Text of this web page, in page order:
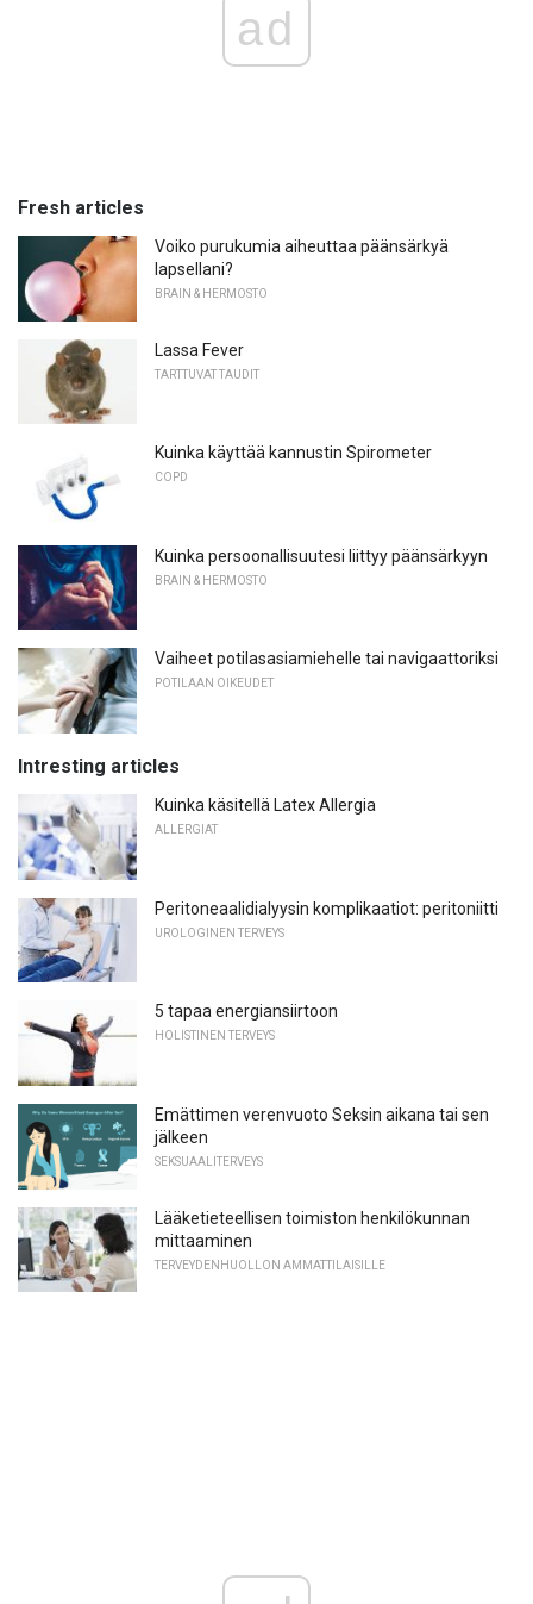
ad
Fresh articles
Voiko purukumia aiheuttaa päänsärkyä
lapsellani?
BRAIN & HERMOSTO
Lassa Fever
TARTTUVAT TAUDIT
Kuinka käyttää kannustin Spirometer
COPD
Kuinka persoonallisuutesi liittyy päänsärkyyn
BRAIN & HERMOSTO
Vaiheet potilasasiamiehelle tai navigaattoriksi
POTILAAN OIKEUDET
Intresting articles
Kuinka käsitellä Latex Allergia
ALLERGIAT
Peritoneaalidialyysin komplikaatiot: peritoniitti
UROLOGINEN TERVEYS
5 tapaa energiansiirtoon
HOLISTINEN TERVEYS
Emättimen verenvuoto Seksin aikana tai sen
jälkeen
SEKSUAALITERVEYS
Lääketieteellisen toimiston henkilökunnan
mittaaminen
TERVEYDENHUOLLON AMMATTILAISILLE